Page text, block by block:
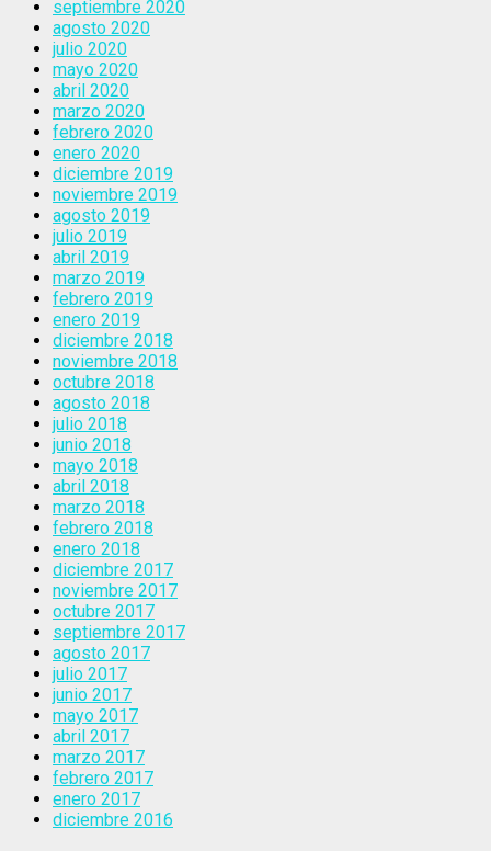
septiembre 2020
agosto 2020
julio 2020
mayo 2020
abril 2020
marzo 2020
febrero 2020
enero 2020
diciembre 2019
noviembre 2019
agosto 2019
julio 2019
abril 2019
marzo 2019
febrero 2019
enero 2019
diciembre 2018
noviembre 2018
octubre 2018
agosto 2018
julio 2018
junio 2018
mayo 2018
abril 2018
marzo 2018
febrero 2018
enero 2018
diciembre 2017
noviembre 2017
octubre 2017
septiembre 2017
agosto 2017
julio 2017
junio 2017
mayo 2017
abril 2017
marzo 2017
febrero 2017
enero 2017
diciembre 2016